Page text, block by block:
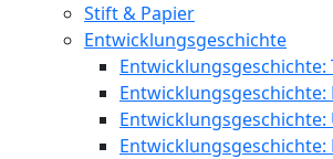
Stift & Papier
Entwicklungsgeschichte
Entwicklungsgeschichte:
Entwicklungsgeschichte:
Entwicklungsgeschichte:
Entwicklungsgeschichte: